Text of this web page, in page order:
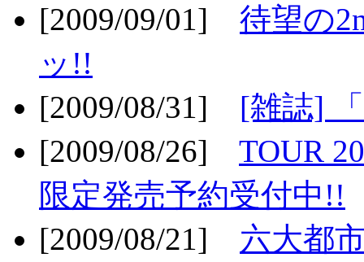
[2009/09/01] 待望の
ッ!!
[2009/08/31] [雑誌]
[2009/08/26] TOUR
限定発売予約受付中!!
[2009/08/21] 六大都